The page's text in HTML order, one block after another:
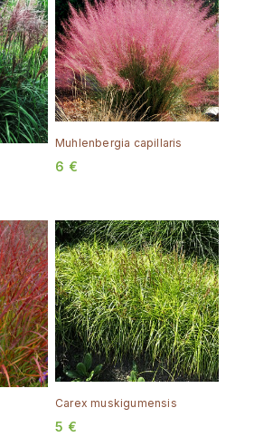
Muhlenbergia capillaris
6 €
Carex muskigumensis
5 €